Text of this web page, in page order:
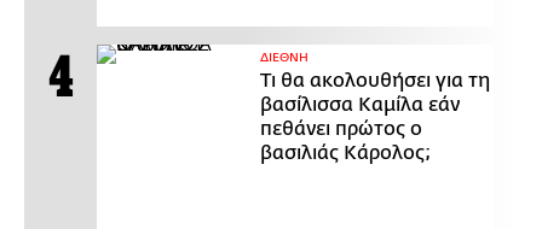
ΔΙΕΘΝΗ
Τι θα ακολουθήσει για τη
βασίλισσα Καμίλα εάν
πεθάνει πρώτος ο
βασιλιάς Κάρολος;